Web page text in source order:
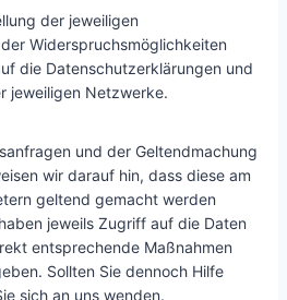
der jeweiligen
Widerspruchsmöglichkeiten
die Datenschutzerklärungen und
jeweiligen Netzwerke.
und der Geltendmachung
wir darauf hin, dass diese am
geltend gemacht werden
jeweils Zugriff auf die Daten
entsprechende Maßnahmen
Sollten Sie dennoch Hilfe
sich an uns wenden.